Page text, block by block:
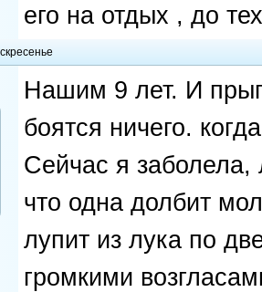
его на отдых , до
Нашим 9 лет. И
боятся ничего.
Сейчас я заболела,
что одна долбит
лупит из лука по
громкими